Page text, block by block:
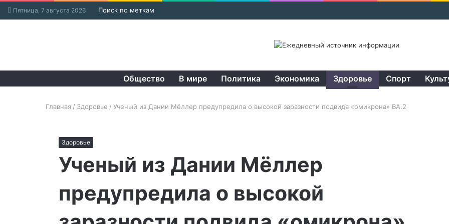
Пятница, 7 августа 2026 Поиск по меткам
Общество В мире Политика Экономика Здоровье Спорт
Главная / Здоровье / Ученый из Дании Мёллер предупредила о высокой заразности подвида «омикрона» BA.2
Здоровье
Ученый из Дании Мёллер
предупредила о высокой